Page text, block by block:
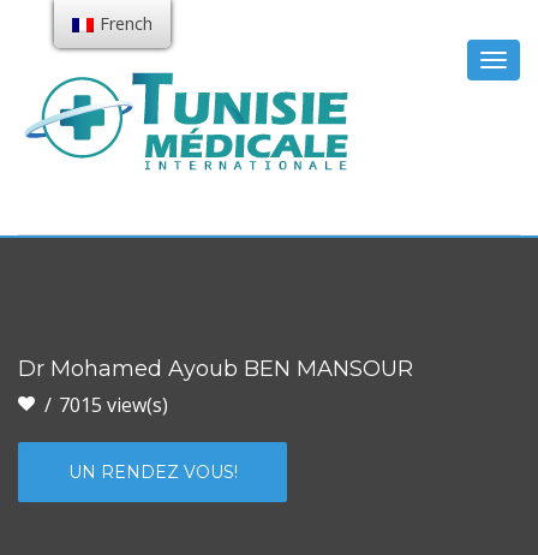
Dr Mohamed Ayoub BEN MANSOUR
7015 view(s)
UN RENDEZ VOUS!
French